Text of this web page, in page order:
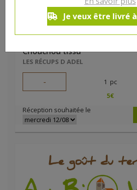
Je veux être livré
Chouchou tissu
LES RÉCUPS D ADEL
- 1 pc
5€
Réception souhaitée le